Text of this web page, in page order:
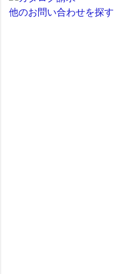
他のお問い合わせを探す